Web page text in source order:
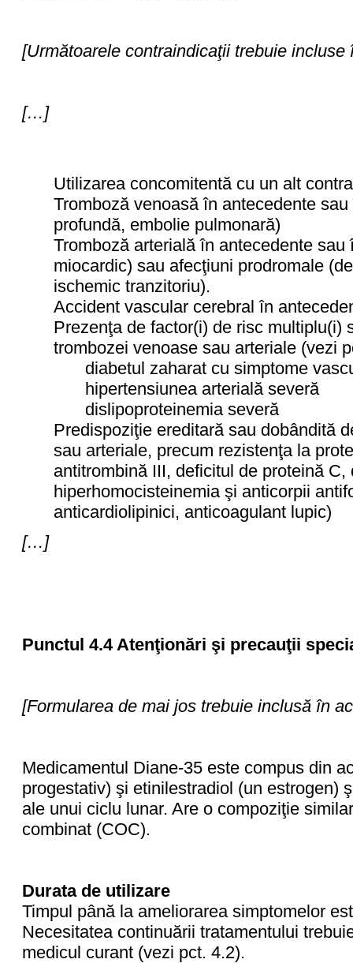
[Următoarele contraindicaţii trebuie incluse
[…]
Utilizarea concomitentă cu un alt
Tromboză venoasă în antecedente
profundă, embolie pulmonară)
Tromboză arterială în antecedente
miocardic) sau afecţiuni prodromale
ischemic tranzitoriu).
Accident vascular cerebral în
Prezenţa de factor(i) de risc multiplu(i)
trombozei venoase sau arteriale (vezi
diabetul zaharat cu simptome
hipertensiunea arterială severă
dislipoproteinemia severă
Predispoziţie ereditară sau dobândită
sau arteriale, precum rezistenţa la
antitrombină III, deficitul de proteină
hiperhomocisteinemia şi anticorpii
anticardiolipinici, anticoagulant lupic)
[…]
Punctul 4.4 Atenţionări şi precauţii
[Formularea de mai jos trebuie inclusă în
Medicamentul Diane-35 este compus din
progestativ) şi etinilestradiol (un estrogen)
ale unui ciclu lunar. Are o compoziţie
combinat (COC).
Durata de utilizare
Timpul până la ameliorarea simptomelor
Necesitatea continuării tratamentului
medicul curant (vezi pct. 4.2).